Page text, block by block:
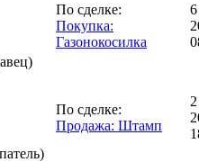
По сделке:
Покупка:
Газонокосилка
По сделке:
Продажа: Штамп